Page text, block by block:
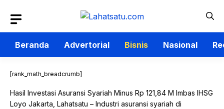
isi
Beranda
Advertorial Bisnis Nasional
[rank_math_breadcrumb]
Hasil Investasi Asuransi Syariah Minus Rp 121,84 M Imbas IHSG
Loyo Jakarta, Lahatsatu – Industri asuransi syariah di